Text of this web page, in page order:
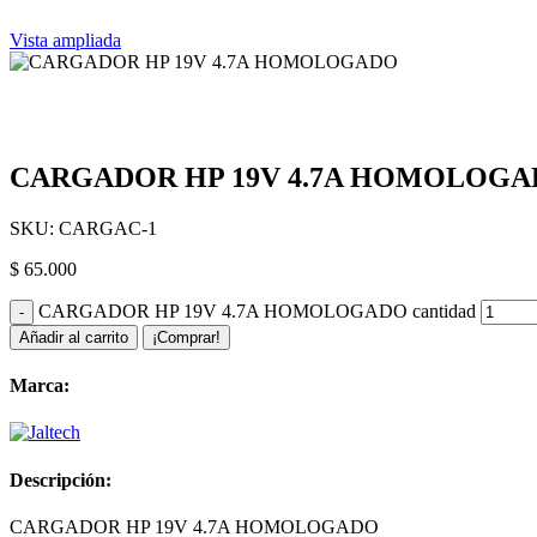
Vista ampliada
CARGADOR HP 19V 4.7A
SKU: CARGAC-1
$ 65.000
CARGADOR HP 19V 4.7A HOMOLOGADO cantidad
Añadir al carrito ¡Comprar!
Marca:
Descripción:
CARGADOR HP 19V 4.7A HOMOLOGADO